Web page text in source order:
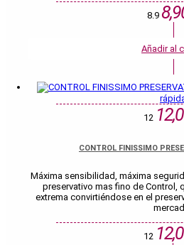
8.9
Añadir al
12
CONTROL FINISSIMO
Máxima sensibilidad, máxima
preservativo mas fino de Control,
extrema convirtiéndose en el
12